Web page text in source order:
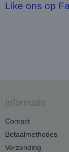
Like ons op
Informatie
Contact
Betaalmethodes
Verzending